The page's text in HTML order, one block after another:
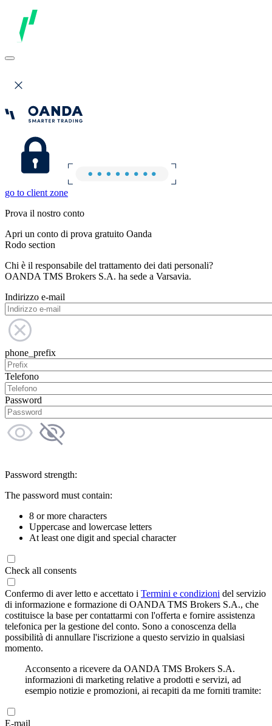
go to client zone
Prova il nostro conto
Apri un conto di prova gratuito Oanda
Rodo section
Chi è il responsabile del trattamento dei dati personali?
OANDA TMS Brokers S.A. ha sede a Varsavia.
Indirizzo e-mail
phone_prefix
Telefono
Password
Password strength:
The password must contain:
8 or more characters
Uppercase and lowercase letters
At least one digit and special character
Check all consents
Confermo di aver letto e accettato i Termini e condizioni del servizio
di informazione e formazione di OANDA TMS Brokers S.A., che
costituisce la base per contattarmi con l'offerta e fornire assistenza
telefonica per la gestione del conto. Sono a conoscenza della
possibilità di annullare l'iscrizione a questo servizio in qualsiasi
momento.
Acconsento a ricevere da OANDA TMS Brokers S.A.
informazioni di marketing relative a prodotti e servizi, ad
esempio notizie e promozioni, ai recapiti da me forniti tramite:
E-mail